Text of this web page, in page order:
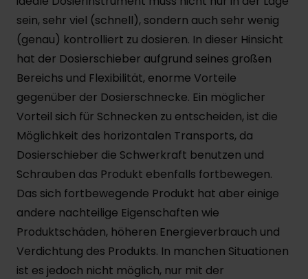
sein, sehr viel (schnell), sondern auch sehr wenig
(genau) kontrolliert zu dosieren. In dieser Hinsicht
hat der Dosierschieber aufgrund seines großen
Bereichs und Flexibilität, enorme Vorteile
gegenüber der Dosierschnecke. Ein möglicher
Vorteil sich für Schnecken zu entscheiden, ist die
Möglichkeit des horizontalen Transports, da
Dosierschieber die Schwerkraft benutzen und
Schrauben das Produkt ebenfalls fortbewegen.
Das sich fortbewegende Produkt hat aber einige
andere nachteilige Eigenschaften wie
Produktschäden, höheren Energieverbrauch und
Verdichtung des Produkts. In manchen Situationen
ist es jedoch nicht möglich, nur mit der